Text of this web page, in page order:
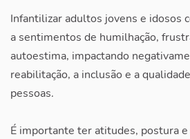
Infantilizar adultos jovens e idosos
a sentimentos de humilhação,
autoestima, impactando
reabilitação, a inclusão e a
pessoas.
É importante ter atitudes, postura